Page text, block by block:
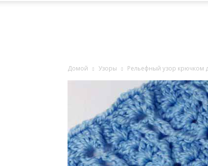
Домой Узоры Рельефный узор крючком